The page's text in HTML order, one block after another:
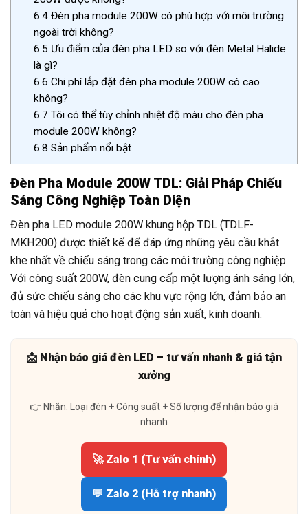
6.4 Đèn pha module 200W có phù hợp với môi trường
ngoài trời không?
6.5 Ưu điểm của đèn pha LED so với đèn Metal Halide
là gì?
6.6 Chi phí lắp đặt đèn pha module 200W có cao
không?
6.7 Tôi có thể tùy chỉnh nhiệt độ màu cho đèn pha
module 200W không?
6.8 Sản phẩm nổi bật
Đèn Pha Module 200W TDL: Giải Pháp Chiếu
Sáng Công Nghiệp Toàn Diện
Đèn pha LED module 200W khung hộp TDL (TDLF-
MKH200) được thiết kế để đáp ứng những yêu cầu khắt
khe nhất về chiếu sáng trong các môi trường công nghiệp.
Với công suất 200W, đèn cung cấp một lượng ánh sáng lớn,
đủ sức chiếu sáng cho các khu vực rộng lớn, đảm bảo an
toàn và hiệu quả cho hoạt động sản xuất, kinh doanh.
📩 Nhận báo giá đèn LED – tư vấn nhanh & giá tận
xưởng
👉 Nhắn: Loại đèn + Công suất + Số lượng để nhận báo giá
nhanh
🚀 Zalo 1 (Tư vấn chính)
💬 Zalo 2 (Hỗ trợ nhanh)